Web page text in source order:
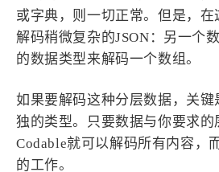
或字典，则一切正常。但是，
解码稍微复杂的JSON：另一个
的数据类型来解码一个数组。
如果要解码这种分层数据，关
独的类型。只要数据与你要求的
Codable就可以解码所有内容，
的工作。